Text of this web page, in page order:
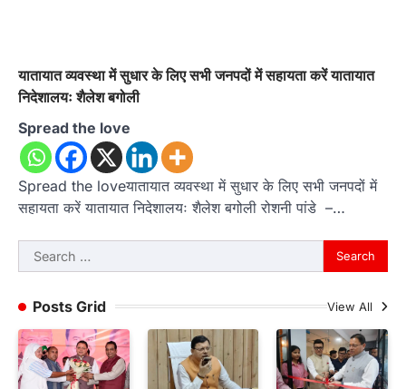
यातायात व्यवस्था में सुधार के लिए सभी जनपदों में सहायता करें यातायात
निदेशालयः शैलेश बगोली
Spread the love
Spread the loveयातायात व्यवस्था में सुधार के लिए सभी जनपदों में
सहायता करें यातायात निदेशालयः शैलेश बगोली रोशनी पांडे –…
Search
for:
Posts Grid
View All